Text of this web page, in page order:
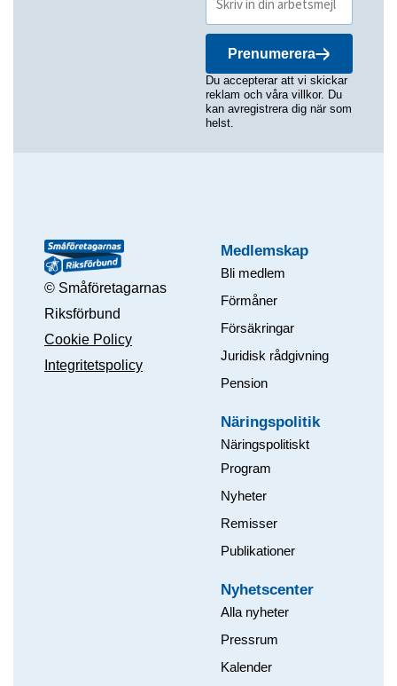
Prenumerera
Du accepterar att vi skickar
reklam och våra villkor. Du
kan avregistrera dig när som
helst.
© Småföretagarnas
Riksförbund
Cookie Policy
Integritetspolicy
Medlemskap
Bli medlem
Förmåner
Försäkringar
Juridisk rådgivning
Pension
Näringspolitik
Näringspolitiskt
Program
Nyheter
Remisser
Publikationer
Nyhetscenter
Alla nyheter
Pressrum
Kalender